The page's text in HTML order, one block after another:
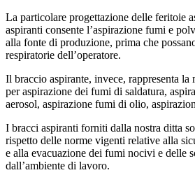
La particolare progettazione delle feritoie
aspiranti consente l’aspirazione fumi e
alla fonte di produzione, prima che
respiratorie dell’operatore.
Il braccio aspirante, invece, rappresenta
per aspirazione dei fumi di saldatura,
aerosol, aspirazione fumi di olio,
I bracci aspiranti forniti dalla nostra ditta
rispetto delle norme vigenti relative alla
e alla evacuazione dei fumi nocivi e delle
dall’ambiente di lavoro.